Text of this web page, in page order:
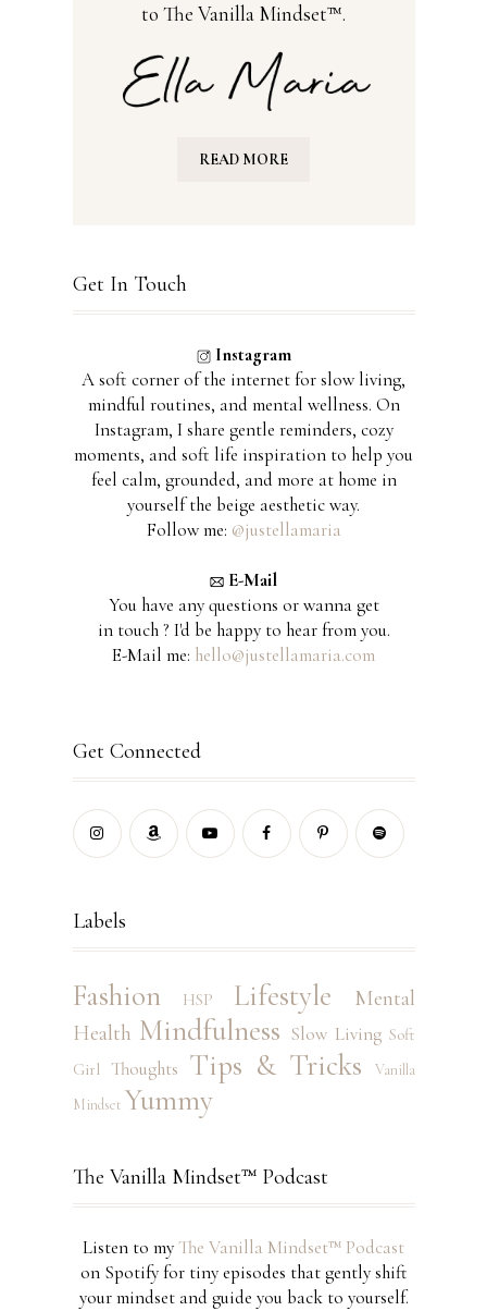
to The Vanilla Mindset™.
READ MORE
Get In Touch
Instagram
A soft corner of the internet for slow living,
mindful routines, and mental wellness. On
Instagram, I share gentle reminders, cozy
moments, and soft life inspiration to help you
feel calm, grounded, and more at home in
yourself the beige aesthetic way.
Follow me: @justellamaria
E-Mail
You have any questions or wanna get
in touch ? I'd be happy to hear from you.
E-Mail me: hello@justellamaria.com
Get Connected
Labels
Fashion HSP Lifestyle
Mental
Health Mindfulness Slow Living Soft
Girl
Thoughts Tips & Tricks
Vanilla
Mindset Yummy
The Vanilla Mindset™ Podcast
Listen to myThe Vanilla Mindset™ Podcast
on Spotify for tiny episodes that gently shift
your mindset and guide you back to yourself.